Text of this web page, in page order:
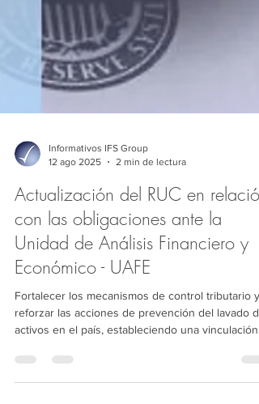
Informativos IFS Group
Actualización del RUC en relación
con las obligaciones ante la
Unidad de Análisis Financiero y
Económico - UAFE
Fortalecer los mecanismos de control tributario y
reforzar las acciones de prevención del lavado de